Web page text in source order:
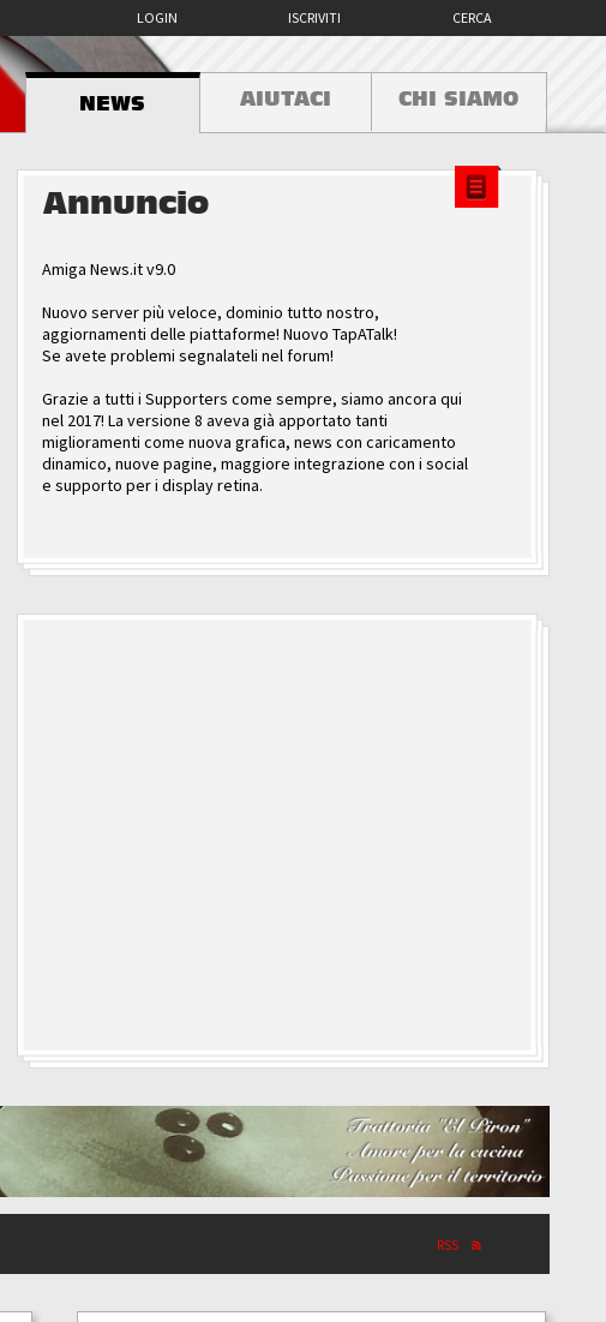
CERCA
ISCRIVITI
LOGIN
NEWS AIUTACI CHI SIAMO
Annuncio
Amiga News.it v9.0
Nuovo server più veloce, dominio tutto nostro,
aggiornamenti delle piattaforme! Nuovo TapATalk!
Se avete problemi segnalateli nel forum!
Grazie a tutti i Supporters come sempre, siamo ancora qui
nel 2017! La versione 8 aveva già apportato tanti
miglioramenti come nuova grafica, news con caricamento
dinamico, nuove pagine, maggiore integrazione con i social
e supporto per i display retina.
RSS